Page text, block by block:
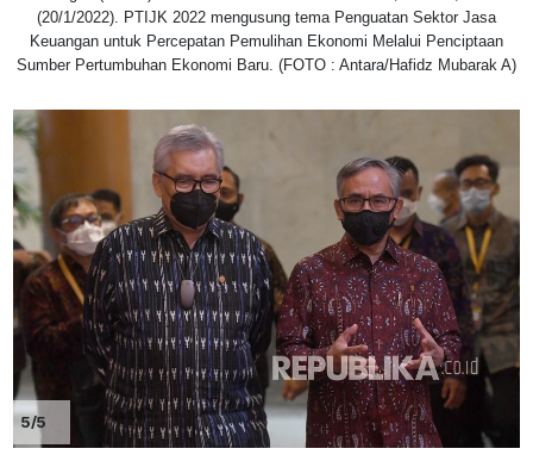
(20/1/2022). PTIJK 2022 mengusung tema Penguatan Sektor Jasa
Keuangan untuk Percepatan Pemulihan Ekonomi Melalui Penciptaan
Sumber Pertumbuhan Ekonomi Baru. (FOTO : Antara/Hafidz Mubarak A)
5/5